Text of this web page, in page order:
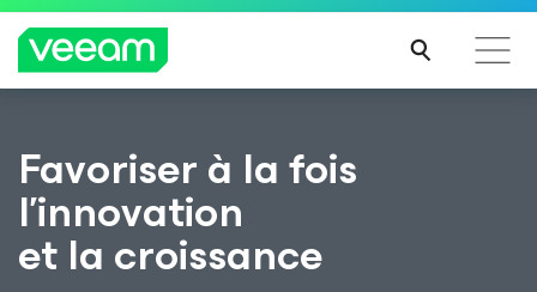
Recommandations de Veeam pour les clients
impactés par la mise à jour de CrowdStrike
LIRE
LA
SUIT
Favoriser à la fois
l’innovation
et la croissance